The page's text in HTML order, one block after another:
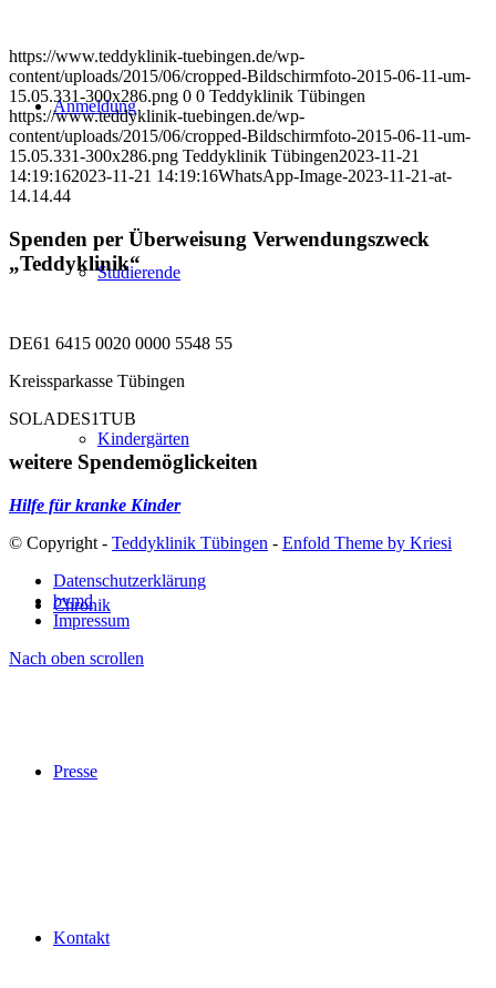
Anmeldung
Studierende
Kindergärten
Chronik
Presse
Kontakt
https://www.teddyklinik-tuebingen.de/wp-
content/uploads/2015/06/cropped-Bildschirmfoto-2015-06-11-um-
15.05.331-300x286.png 0 0 Teddyklinik Tübingen
https://www.teddyklinik-tuebingen.de/wp-
content/uploads/2015/06/cropped-Bildschirmfoto-2015-06-11-um-
15.05.331-300x286.png Teddyklinik Tübingen2023-11-21
14:19:162023-11-21 14:19:16WhatsApp-Image-2023-11-21-at-
14.14.44
Spenden per Überweisung Verwendungszweck
„Teddyklinik“
DE61 6415 0020 0000 5548 55
Kreissparkasse Tübingen
SOLADES1TUB
weitere Spendemöglickeiten
Hilfe für kranke Kinder
© Copyright - Teddyklinik Tübingen - Enfold Theme by Kriesi
Datenschutzerklärung
bvmd
Impressum
Nach oben scrollen